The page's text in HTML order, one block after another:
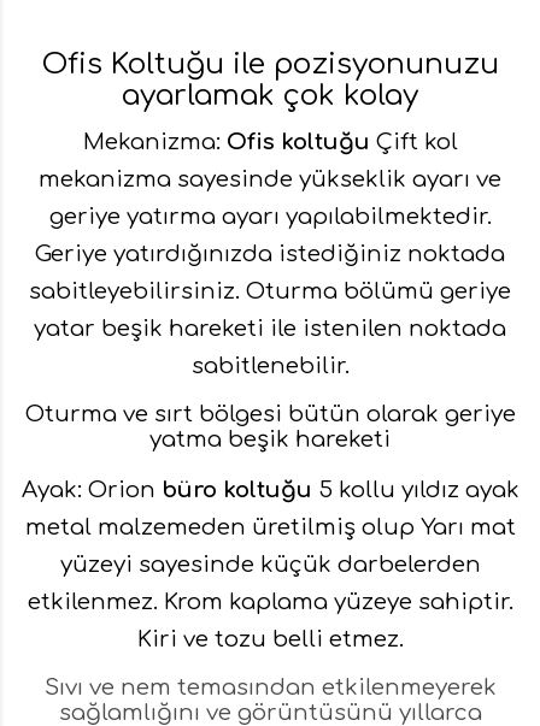
Ofis Koltuğu ile pozisyonunuzu
ayarlamak çok kolay
Mekanizma: Ofis koltuğu Çift kol
mekanizma sayesinde yükseklik ayarı ve
geriye yatırma ayarı yapılabilmektedir.
Geriye yatırdığınızda istediğiniz noktada
sabitleyebilirsiniz. Oturma bölümü geriye
yatar beşik hareketi ile istenilen noktada
sabitlenebilir.
Oturma ve sırt bölgesi bütün olarak geriye
yatma beşik hareketi
Ayak: Orion büro koltuğu 5 kollu yıldız ayak
metal malzemeden üretilmiş olup Yarı mat
yüzeyi sayesinde küçük darbelerden
etkilenmez. Krom kaplama yüzeye sahiptir.
Kiri ve tozu belli etmez.
Sıvı ve nem temasından etkilenmeyerek
sağlamlığını ve görüntüsünü yıllarca